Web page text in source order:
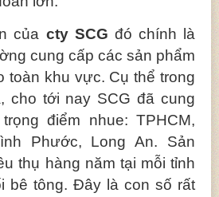
của cty SCG đó chính là
cung cấp các sản phẩm
toàn khu vực. Cụ thể trong
cho tới nay SCG đã cung
điểm nhue: TPHCM,
Phước, Long An. Sản
thụ hàng năm tại mỗi tỉnh
bê tông. Đây là con số rất